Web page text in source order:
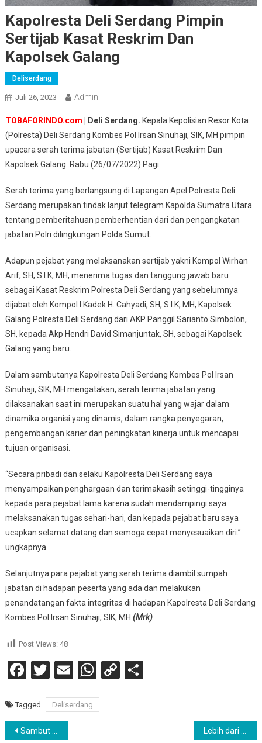
Kapolresta Deli Serdang Pimpin
Sertijab Kasat Reskrim Dan
Kapolsek Galang
Deliserdang
Juli 26, 2023 Admin
TOBAFORINDO.com | Deli Serdang. Kepala Kepolisian Resor Kota
(Polresta) Deli Serdang Kombes Pol Irsan Sinuhaji, SIK, MH pimpin
upacara serah terima jabatan (Sertijab) Kasat Reskrim Dan
Kapolsek Galang. Rabu (26/07/2022) Pagi.
Serah terima yang berlangsung di Lapangan Apel Polresta Deli
Serdang merupakan tindak lanjut telegram Kapolda Sumatra Utara
tentang pemberitahuan pemberhentian dari dan pengangkatan
jabatan Polri dilingkungan Polda Sumut.
Adapun pejabat yang melaksanakan sertijab yakni Kompol Wirhan
Arif, SH, S.I.K, MH, menerima tugas dan tanggung jawab baru
sebagai Kasat Reskrim Polresta Deli Serdang yang sebelumnya
dijabat oleh Kompol I Kadek H. Cahyadi, SH, S.I.K, MH, Kapolsek
Galang Polresta Deli Serdang dari AKP Panggil Sarianto Simbolon,
SH, kepada Akp Hendri David Simanjuntak, SH, sebagai Kapolsek
Galang yang baru.
Dalam sambutanya Kapolresta Deli Serdang Kombes Pol Irsan
Sinuhaji, SIK, MH mengatakan, serah terima jabatan yang
dilaksanakan saat ini merupakan suatu hal yang wajar dalam
dinamika organisi yang dinamis, dalam rangka penyegaran,
pengembangan karier dan peningkatan kinerja untuk mencapai
tujuan organisasi.
“Secara pribadi dan selaku Kapolresta Deli Serdang saya
menyampaikan penghargaan dan terimakasih setinggi-tingginya
kepada para pejabat lama karena sudah mendampingi saya
melaksanakan tugas sehari-hari, dan kepada pejabat baru saya
ucapkan selamat datang dan semoga cepat menyesuaikan diri.”
ungkapnya.
Selanjutnya para pejabat yang serah terima diambil sumpah
jabatan di hadapan peserta yang ada dan melakukan
penandatangan fakta integritas di hadapan Kapolresta Deli Serdang
Kombes Pol Irsan Sinuhaji, SIK, MH. (Mrk)
Post Views: 48
Facebook
Twitter
EmailWhatsApp
CopyShare
Tagged Deliserdang
Navigasi
Sambut HUT Ke-20 Kabupaten Humbahas, Melaksanakan Kegiatan Marching Band.